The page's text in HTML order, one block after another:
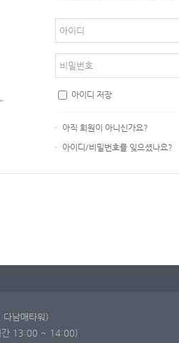
아이디 저장
아직 회원이 아니신가요?
아이디/비밀번호를 잊으셨나요?
남매타워)
간 13:00 ~ 14:00)